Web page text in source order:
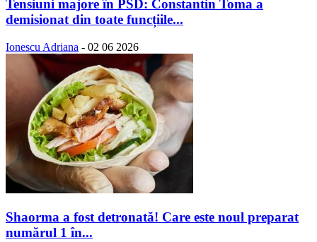
Tensiuni majore în PSD: Constantin Toma a
demisionat din toate funcțiile...
Ionescu Adriana - 02 06 2026
Shaorma a fost detronată! Care este noul preparat
numărul 1 în...